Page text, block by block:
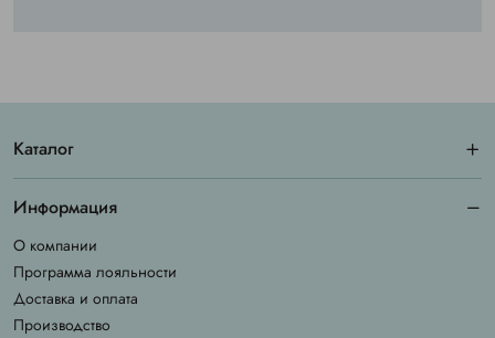
Каталог
Информация
О компании
Программа лояльности
Доставка и оплата
Производство